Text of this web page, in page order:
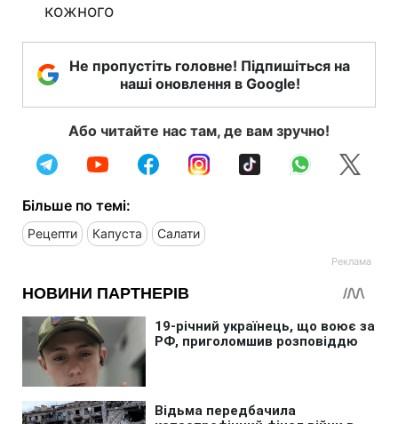
кожного
Не пропустіть головне! Підпишіться на
наші оновлення в Google!
Або читайте нас там, де вам зручно!
Більше по темі:
Рецепти Капуста Салати